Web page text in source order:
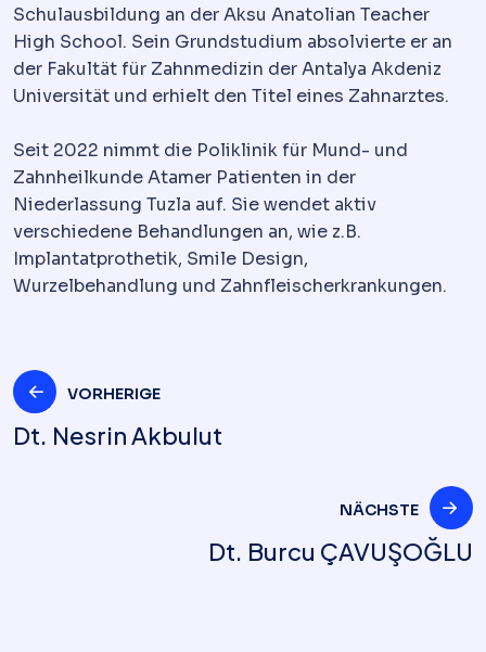
Schulausbildung an der Aksu Anatolian Teacher
High School. Sein Grundstudium absolvierte er an
der Fakultät für Zahnmedizin der Antalya Akdeniz
Universität und erhielt den Titel eines Zahnarztes.
Seit 2022 nimmt die Poliklinik für Mund- und
Zahnheilkunde Atamer Patienten in der
Niederlassung Tuzla auf. Sie wendet aktiv
verschiedene Behandlungen an, wie z.B.
Implantatprothetik, Smile Design,
Wurzelbehandlung und Zahnfleischerkrankungen.
Beitrags-
Navigation
VORHERIGE
Dt. Nesrin Akbulut
NÄCHSTE
Dt. Burcu ÇAVUŞOĞLU